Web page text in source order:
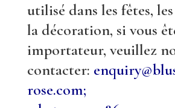
utilisé dans les fêtes,
la décoration, si vous
importateur, veuillez
contacter:
rose.com;